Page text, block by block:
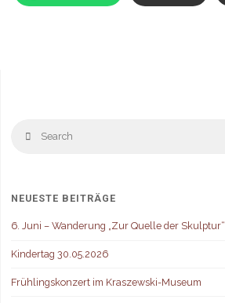
Search
NEUESTE BEITRÄGE
6. Juni – Wanderung „Zur Quelle der Skulptur“
Kindertag 30.05.2026
Frühlingskonzert im Kraszewski-Museum